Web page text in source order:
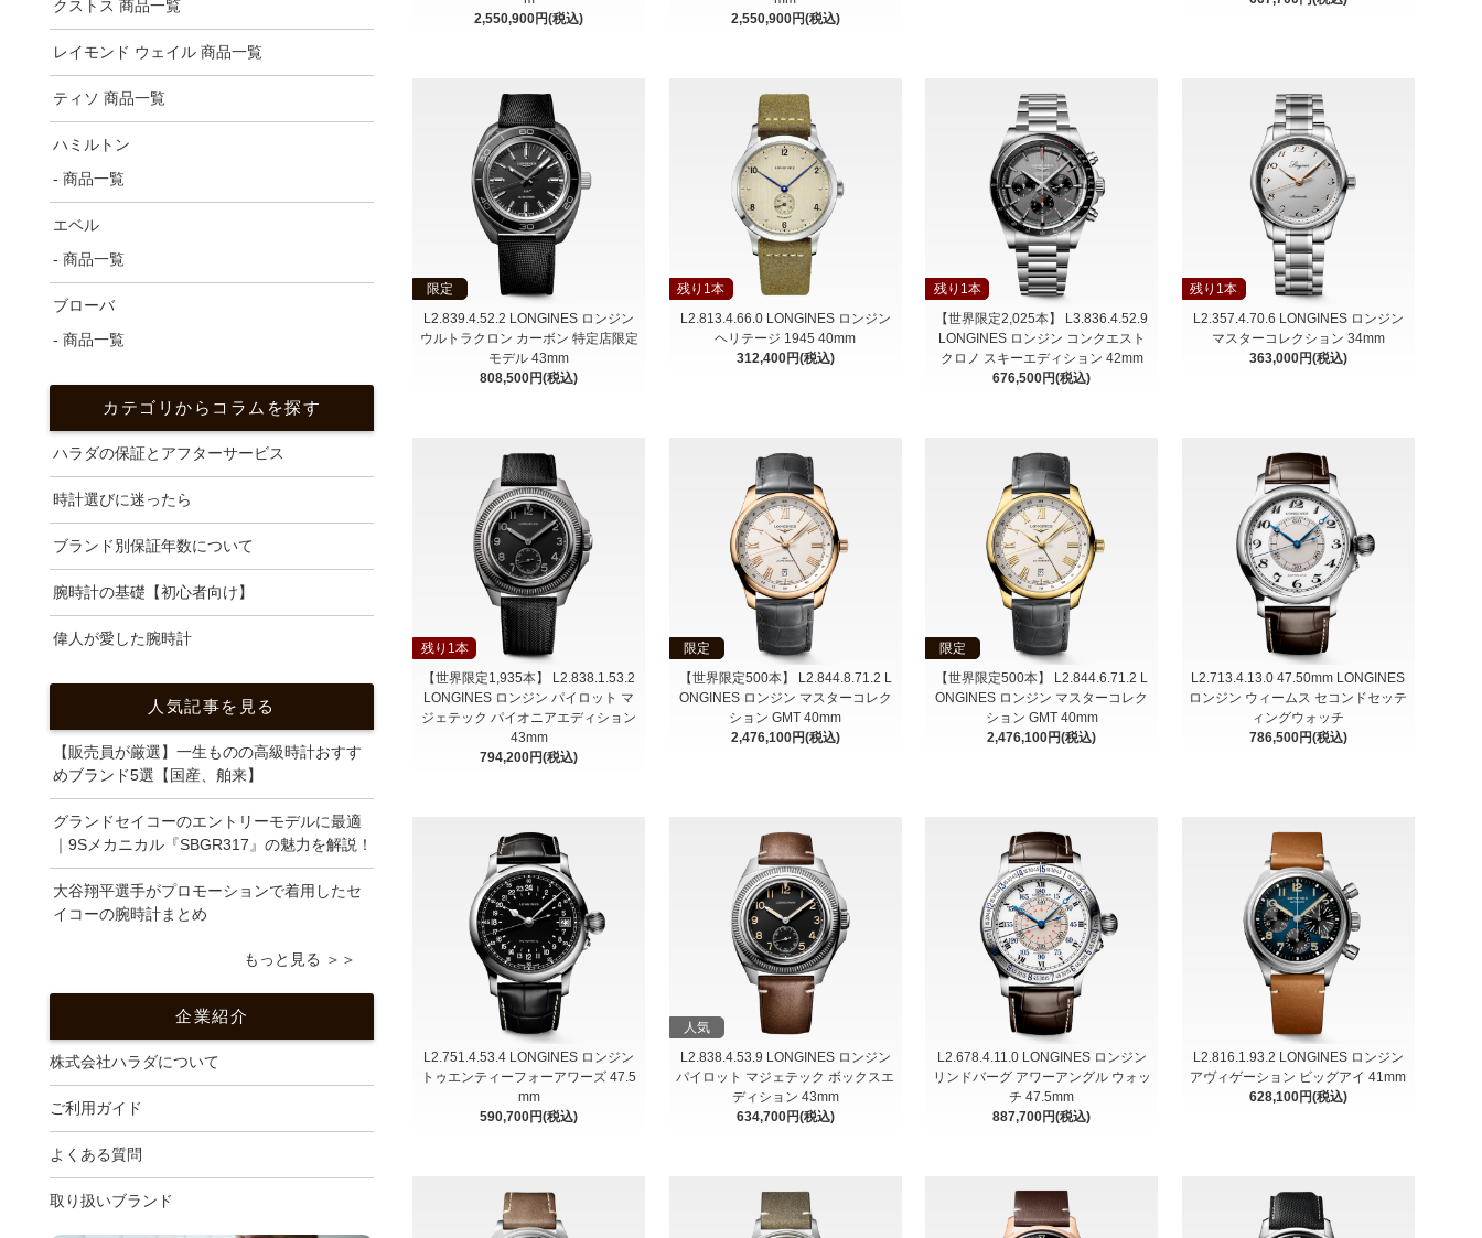
2,550,900円(税込)
2,550,900円(税込)
限定
L2.839.4.52.2 LONGINES ロンジン
ウルトラクロン カーボン 特定店限定
モデル 43mm
808,500円(税込)
残り1本
L2.813.4.66.0 LONGINES ロンジン
ヘリテージ 1945 40mm
312,400円(税込)
残り1本
【世界限定2,025本】 L3.836.4.52.9
LONGINES ロンジン コンクエスト
クロノ スキーエディション 42mm
676,500円(税込)
残り1本
L2.357.4.70.6 LONGINES ロンジン
マスターコレクション 34mm
363,000円(税込)
残り1本
【世界限定1,935本】 L2.838.1.53.2
LONGINES ロンジン パイロット マ
ジェテック パイオニアエディション
43mm
794,200円(税込)
限定
【世界限定500本】 L2.844.8.71.2 L
ONGINES ロンジン マスターコレク
ション GMT 40mm
2,476,100円(税込)
限定
【世界限定500本】 L2.844.6.71.2 L
ONGINES ロンジン マスターコレク
ション GMT 40mm
2,476,100円(税込)
L2.713.4.13.0 47.50mm LONGINES
ロンジン ウィームス セコンドセッテ
ィングウォッチ
786,500円(税込)
L2.751.4.53.4 LONGINES ロンジン
トゥエンティーフォーアワーズ 47.5
mm
590,700円(税込)
人気
L2.838.4.53.9 LONGINES ロンジン
パイロット マジェテック ボックスエ
ディション 43mm
634,700円(税込)
L2.678.4.11.0 LONGINES ロンジン
リンドバーグ アワーアングル ウォッ
チ 47.5mm
887,700円(税込)
L2.816.1.93.2 LONGINES ロンジン
アヴィゲーション ビッグアイ 41mm
628,100円(税込)
クストス 商品一覧
レイモンド ウェイル 商品一覧
ティソ 商品一覧
ハミルトン
- 商品一覧
エベル
- 商品一覧
ブローバ
- 商品一覧
カテゴリからコラムを探す
ハラダの保証とアフターサービス
時計選びに迷ったら
ブランド別保証年数について
腕時計の基礎【初心者向け】
偉人が愛した腕時計
人気記事を見る
【販売員が厳選】一生ものの高級時計おすす
めブランド5選【国産、舶来】
グランドセイコーのエントリーモデルに最適
｜9Sメカニカル『SBGR317』の魅力を解説！
大谷翔平選手がプロモーションで着用したセ
イコーの腕時計まとめ
もっと見る ＞＞
企業紹介
株式会社ハラダについて
ご利用ガイド
よくある質問
取り扱いブランド